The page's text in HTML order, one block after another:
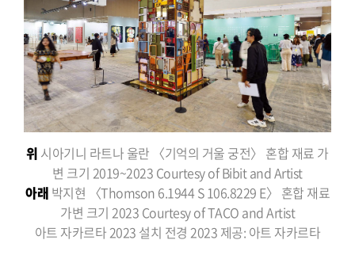
위 시아기니 라트나 울란 〈기억의 거울 궁전〉 혼합 재료 가
변 크기 2019~2023 Courtesy of Bibit and Artist
아래 박지현 〈Thomson 6.1944 S 106.8229 E〉 혼합 재료
가변 크기 2023 Courtesy of TACO and Artist
아트 자카르타 2023 설치 전경 2023 제공: 아트 자카르타